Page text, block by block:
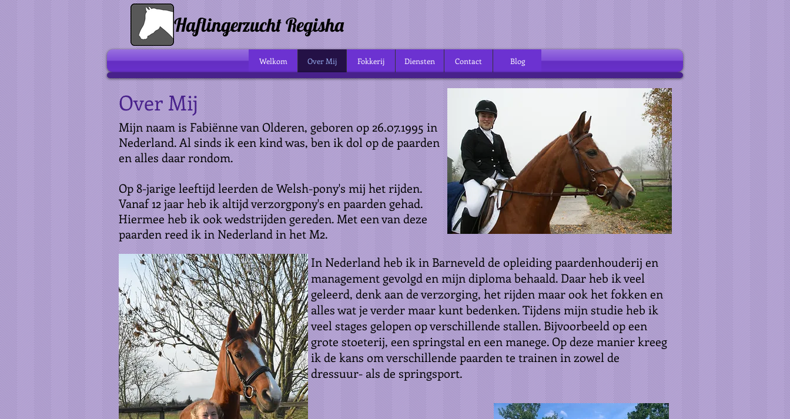
Haflingerzucht Regisha
Welkom Over Mij Fokkerij Diensten Contact Blog
Over Mij
Mijn naam is Fabiënne van Olderen, geboren op 26.07.1995 in
Nederland. Al sinds ik een kind was, ben ik dol op de paarden
en alles daar rondom.
Op 8-jarige leeftijd leerden de Welsh-pony's mij het rijden.
Vanaf 12 jaar heb ik altijd verzorgpony's en paarden gehad.
Hiermee heb ik ook wedstrijden gereden. Met een van deze
paarden reed ik in Nederland in het M2.
In Nederland heb ik in Barneveld de opleiding paardenhouderij en
management gevolgd en mijn diploma behaald. Daar heb ik veel
geleerd, denk aan de verzorging, het rijden maar ook het fokken en
alles wat je verder maar kunt bedenken. Tijdens mijn studie heb ik
veel stages gelopen op verschillende stallen. Bijvoorbeeld op een
grote stoeterij, een springstal en een manege. Op deze manier kreeg
ik de kans om verschillende paarden te trainen in zowel de
dressuur- als de springsport.